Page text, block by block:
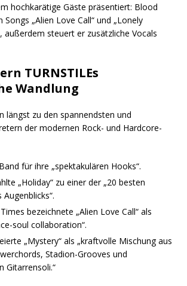
hochkarätige Gäste präsentiert: Blood
„Alien Love Call“ und „Lonely
außerdem steuert er zusätzliche Vocals
TURNSTILEs
Wandlung
längst zu den spannendsten und
der modernen Rock- und Hardcore-
für ihre „spektakulären Hooks“.
„Holiday“ zu einer der „20 besten
bezeichnete „Alien Love Call“ als
soul collaboration“.
„Mystery“ als „kraftvolle Mischung aus
Stadion-Grooves und
Gitarrensoli.“